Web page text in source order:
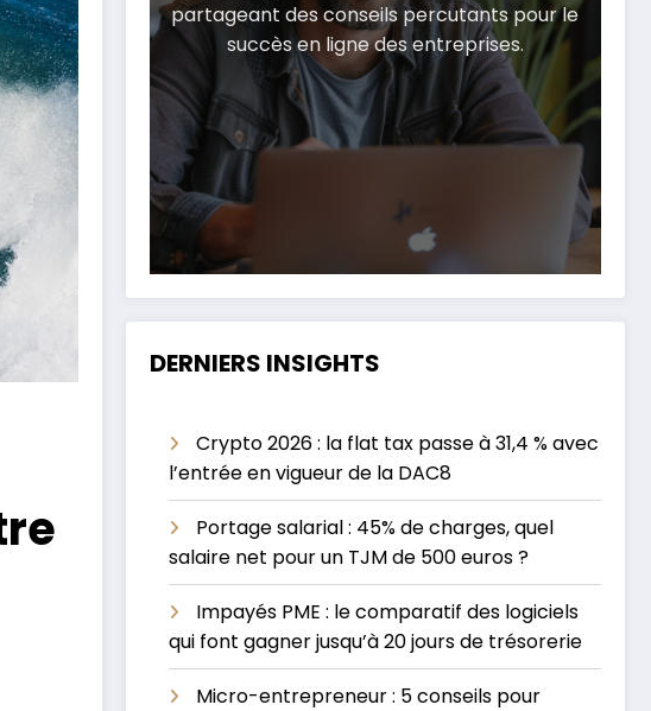
partageant des conseils percutants pour le
succès en ligne des entreprises.
DERNIERS INSIGHTS
Crypto 2026 : la flat tax passe à 31,4 % avec
l’entrée en vigueur de la DAC8
Portage salarial : 45% de charges, quel
salaire net pour un TJM de 500 euros ?
Impayés PME : le comparatif des logiciels
qui font gagner jusqu’à 20 jours de trésorerie
Micro-entrepreneur : 5 conseils pour